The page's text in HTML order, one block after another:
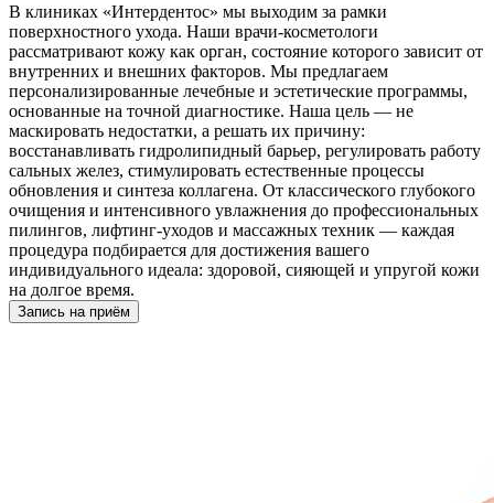
В клиниках «Интердентос» мы выходим за рамки
поверхностного ухода. Наши врачи-косметологи
рассматривают кожу как орган, состояние которого зависит от
внутренних и внешних факторов. Мы предлагаем
персонализированные лечебные и эстетические программы,
основанные на точной диагностике. Наша цель — не
маскировать недостатки, а решать их причину:
восстанавливать гидролипидный барьер, регулировать работу
сальных желез, стимулировать естественные процессы
обновления и синтеза коллагена. От классического глубокого
очищения и интенсивного увлажнения до профессиональных
пилингов, лифтинг-уходов и массажных техник — каждая
процедура подбирается для достижения вашего
индивидуального идеала: здоровой, сияющей и упругой кожи
на долгое время.
Запись на приём